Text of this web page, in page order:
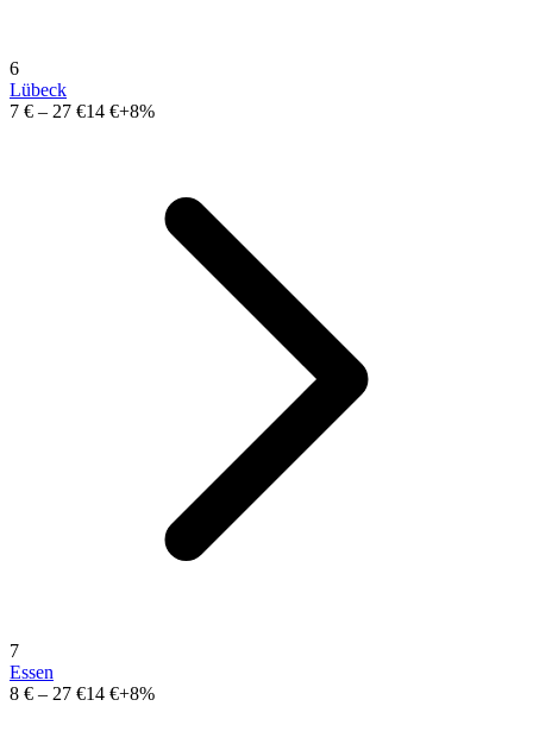
6
Lübeck
7 € – 27 €14 €+8%
7
Essen
8 € – 27 €14 €+8%